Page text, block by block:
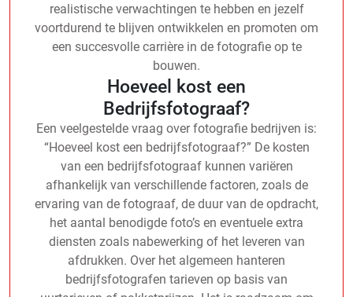
realistische verwachtingen te hebben en jezelf
voortdurend te blijven ontwikkelen en promoten om
een succesvolle carrière in de fotografie op te
bouwen.
Hoeveel kost een
Bedrijfsfotograaf?
Een veelgestelde vraag over fotografie bedrijven is:
“Hoeveel kost een bedrijfsfotograaf?” De kosten
van een bedrijfsfotograaf kunnen variëren
afhankelijk van verschillende factoren, zoals de
ervaring van de fotograaf, de duur van de opdracht,
het aantal benodigde foto’s en eventuele extra
diensten zoals nabewerking of het leveren van
afdrukken. Over het algemeen hanteren
bedrijfsfotografen tarieven op basis van